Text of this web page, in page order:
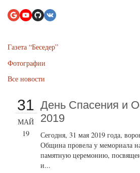
Газета “Беседер”
Фотографии
Все новости
31
МАЙ
19
День Спасения и
2019
Сегодня, 31 мая 2019 года,
Община провела у мемориала
памятную церемонию,
и...